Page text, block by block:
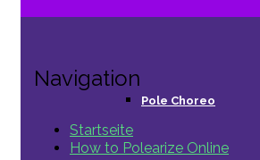
Pole Choreo
Navigation
Startseite
How to Polearize Online